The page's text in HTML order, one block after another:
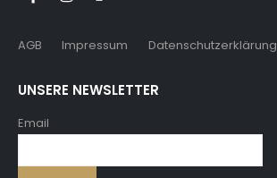
AGB Impressum Datenschutzerklärung
UNSERE NEWSLETTER
Email